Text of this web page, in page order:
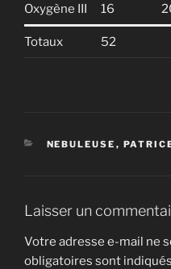
Oxygène III 16
Totaux 52
CATÉGORIES
NEBULEUSE ,
Laisser un
Votre adresse e-mail ne
obligatoires sont